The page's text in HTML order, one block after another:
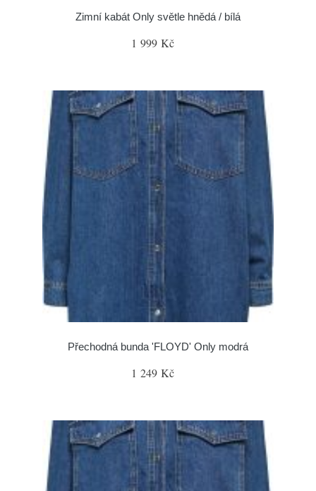
Zimní kabát Only světle hnědá / bílá
1 999 Kč
Přechodná bunda 'FLOYD' Only modrá
1 249 Kč